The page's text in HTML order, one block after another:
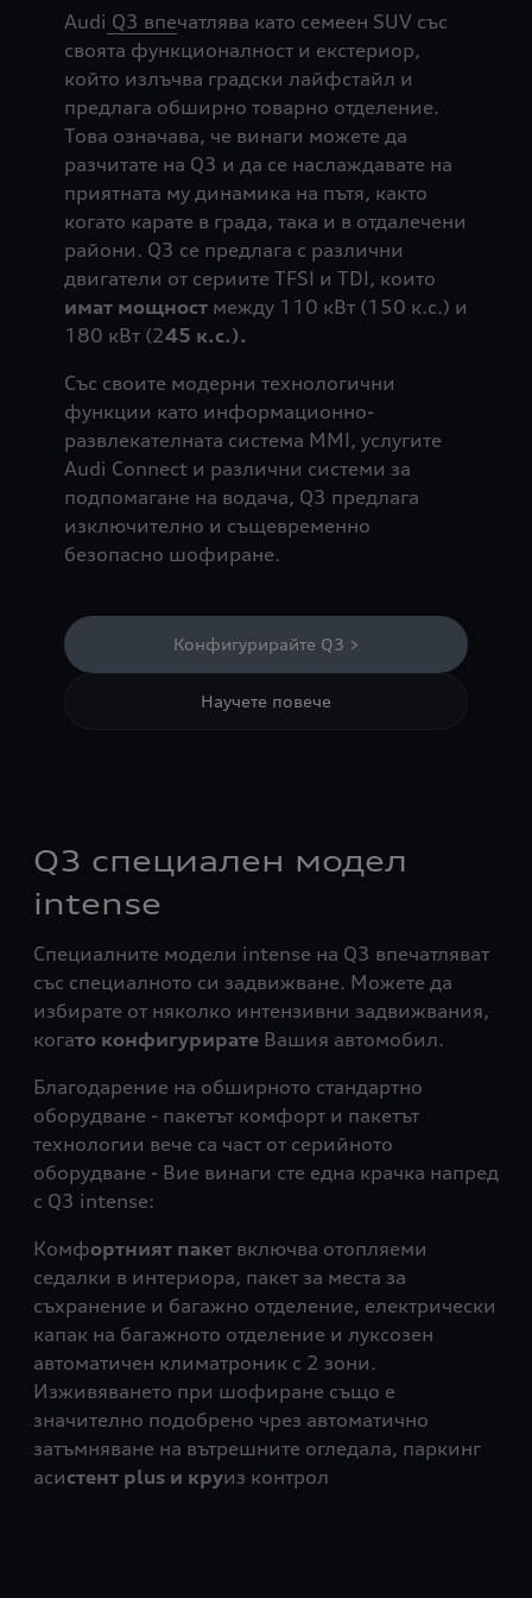
Audi Q3 впечатлява като семеен SUV със
своята функционалност и екстериор,
който излъчва градски лайфстайл и
предлага обширно товарно отделение.
Това означава, че винаги можете да
разчитате на Q3 и да се наслаждавате на
приятната му динамика на пътя, както
когато карате в града, така и в отдалечени
райони. Q3 се предлага с различни
двигатели от сериите TFSI и TDI, които
имат мощност между 110 кВт (150 к.с.) и
180 кВт (245 к.с.).
Със своите модерни технологични
функции като информационно-
развлекателната система MMI, услугите
Audi Connect и различни системи за
подпомагане на водача, Q3 предлага
изключително и същевременно
безопасно шофиране.
Конфигурирайте Q3 >
Научете повече
Q3 специален модел
intense
Специалните модели intense на Q3 впечатляват
със специалното си задвижване. Можете да
избирате от няколко интензивни задвижвания,
когато конфигурирате Вашия автомобил.
Благодарение на обширното стандартно
оборудване - пакетът комфорт и пакетът
технологии вече са част от серийното
оборудване - Вие винаги сте една крачка напред
с Q3 intense:
Комфортният пакет включва отопляеми
седалки в интериора, пакет за места за
съхранение и багажно отделение, електрически
капак на багажното отделение и луксозен
автоматичен климатроник с 2 зони.
Изживяването при шофиране също е
значително подобрено чрез автоматично
затъмняване на вътрешните огледала, паркинг
асистент plus и круиз контрол